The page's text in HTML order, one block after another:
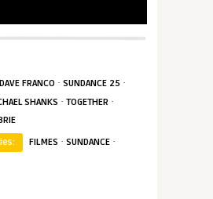
DAVE FRANCO · SUNDANCE 25 ·
SHANKS · TOGETHER ·
FILMES · SUNDANCE ·